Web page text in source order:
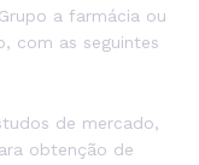
a farmácia ou
com as seguintes
de mercado,
obtenção de